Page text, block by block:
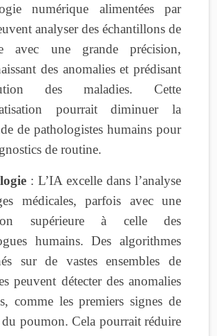
numérique alimentées par
analyser des échantillons de
avec une grande précision,
des anomalies et prédisant
des maladies. Cette
pourrait diminuer la
de pathologistes humains pour
de routine.
: L’IA excelle dans l’analyse
médicales, parfois avec une
supérieure à celle des
humains. Des algorithmes
sur de vastes ensembles de
peuvent détecter des anomalies
comme les premiers signes de
du poumon. Cela pourrait réduire